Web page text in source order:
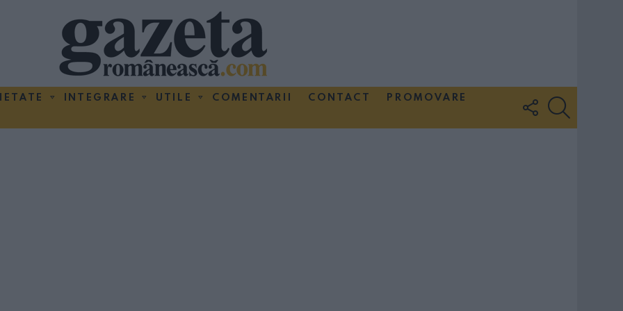
INTEGRARE UTILE COMENTARII CONTACT
PROMOVARE
FOLLOW
US